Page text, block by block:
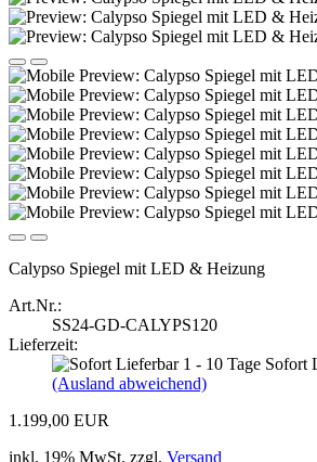
Calypso Spiegel mit LED & Heizung
Art.Nr.:
SS24-GD-CALYPS120
Lieferzeit:
Sofort
(Ausland abweichend)
1.199,00 EUR
inkl. 19% MwSt. zzgl. Versand